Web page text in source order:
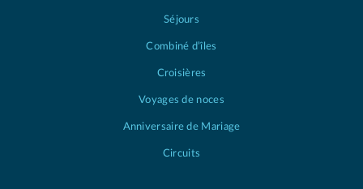
Séjours
Combiné d’îles
Croisières
Voyages de noces
Anniversaire de Mariage
Circuits